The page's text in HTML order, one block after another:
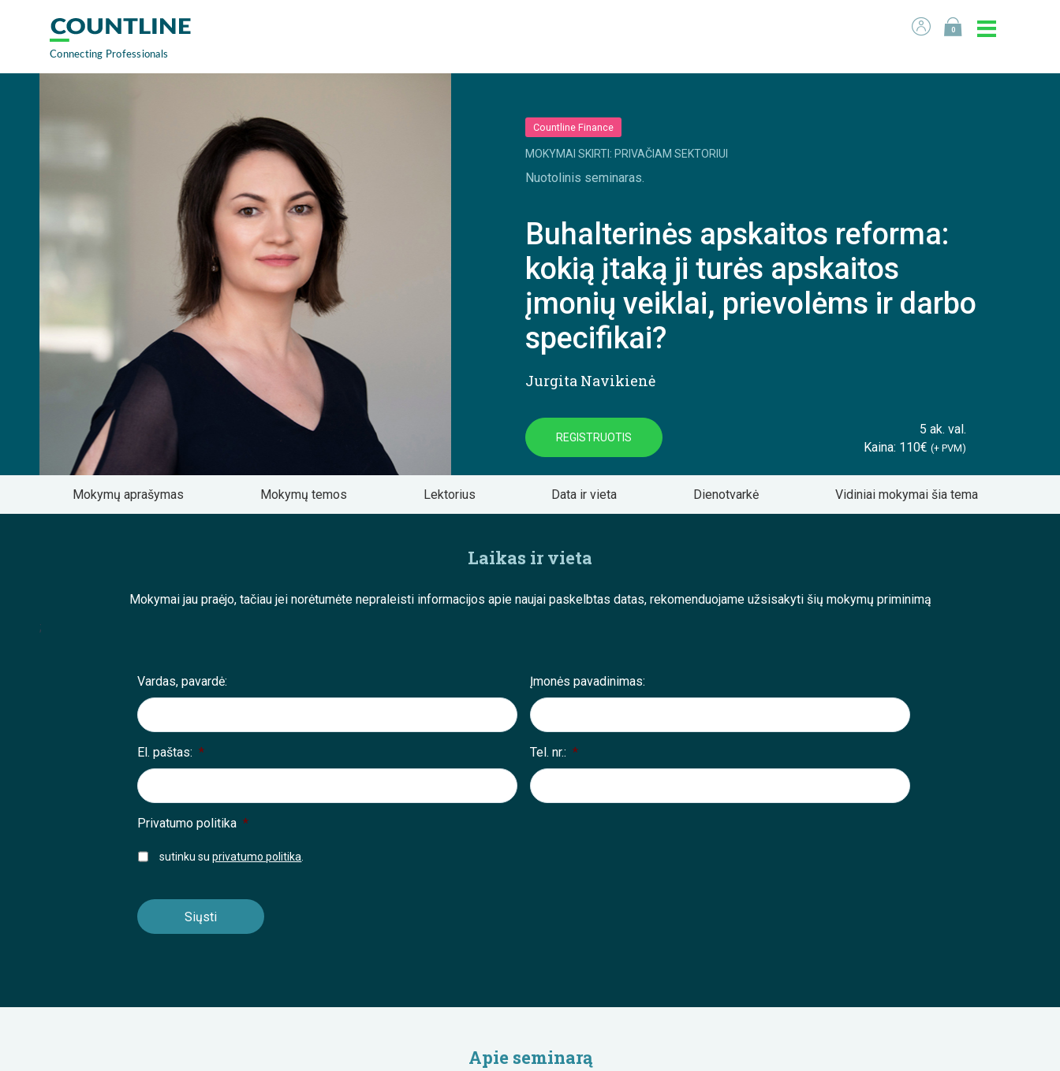
0
Countline Finance
MOKYMAI SKIRTI: PRIVAČIAM SEKTORIUI
Nuotolinis seminaras.
Buhalterinės apskaitos reforma:
kokią įtaką ji turės apskaitos
įmonių veiklai, prievolėms ir darbo
specifikai?
Jurgita Navikienė
REGISTRUOTIS
5 ak. val.
Kaina: 110€ (+ PVM)
Mokymų aprašymas Mokymų temos Lektorius Data ir vieta Dienotvarkė Vidiniai mokymai šia tema
Laikas ir vieta
Mokymai jau praėjo, tačiau jei norėtumėte nepraleisti informacijos apie naujai paskelbtas datas, rekomenduojame užsisakyti šių mokymų priminimą
;
Vardas, pavardė: Įmonės pavadinimas:
El. paštas: * Tel. nr.: *
Privatumo politika *
sutinku suprivatumo politika
Apie seminarą